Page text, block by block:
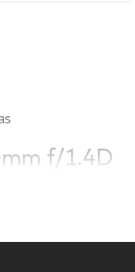
f/1.4D